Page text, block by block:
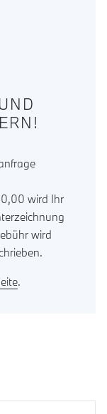
wird Ihr
wird
.